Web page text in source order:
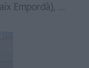
Empordà), ...